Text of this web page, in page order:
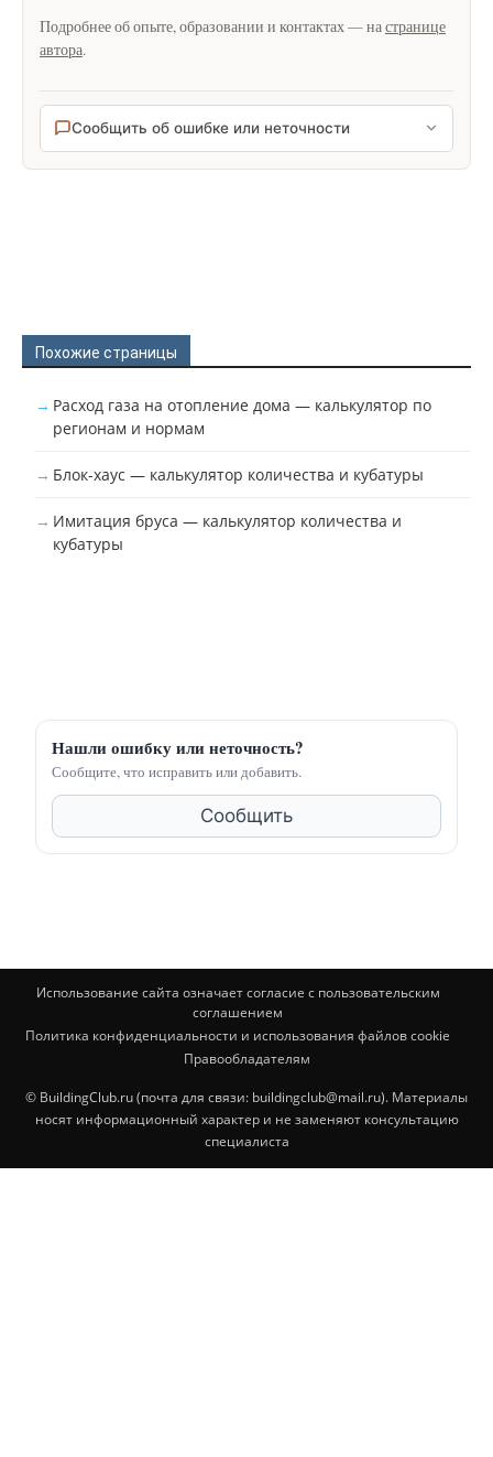
Подробнее об опыте, образовании и контактах — настранице
автора.
Сообщить об ошибке или неточности
Похожие страницы
Расход газа на отопление дома — калькулятор по
регионам и нормам
Блок-хаус — калькулятор количества и кубатуры
Имитация бруса — калькулятор количества и
кубатуры
Нашли ошибку или неточность?
Сообщите, что исправить или добавить.
Сообщить
Использование сайта означает согласие с пользовательским
соглашением
Политика конфиденциальности и использования файлов cookie
Правообладателям
© BuildingClub.ru (почта для связи: buildingclub@mail.ru). Материалы
носят информационный характер и не заменяют консультацию
специалиста